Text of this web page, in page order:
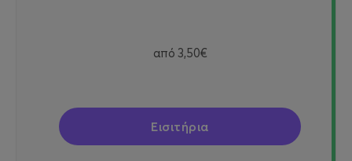
από 3,50€
Εισιτήρια